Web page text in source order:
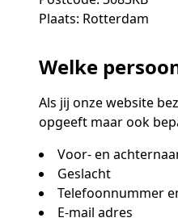
Plaats: Rotterdam
Welke
Als jij onze website
opgeeft maar ook
Voor- en
Geslacht
Telefoonnummer
E-mail adres